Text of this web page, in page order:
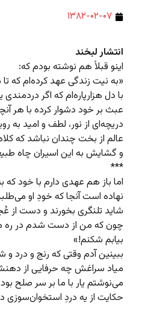
۱۳۸۲-۰۲-۰۷
انتشار لبخند
اینو قبلاً هم نوشته بودم که:
«به نیت زندگی عهد کرده‌ام که
با دل هزارپاره‌ام که اگر
عبث بر خود دشوار کرده با هر
دریچه‌ای از نور، لطف و امید به
عالم از بخت چندان نباشد که
و گشایش به این اسیران چاه
***
اما باز هم عهدی دارم با خود
نهاده است آنجا که خودِ او
شاید تلنگری بخورند و دست
چون که من از دست شدم در ره
بیابم شکنم!»
ببینین آدم وقتی که رنج و
میاد سراغش چه حرفایی از دهنش
می‌نوشتم یار با ما بر سر صلح
حکایت از یه دردِ